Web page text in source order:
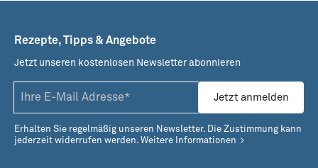
Selbst gebeizter Lachs
Japan-Style
Selbst gebeizter Lachs
Mojito-Style
Rezepte, Tipps & Angebote
Jetzt unseren kostenlosen Newsletter abonnieren
Jetzt anmelden
Erhalten Sie regelmäßig unseren Newsletter. Die Zustimmung kann
jederzeit widerrufen werden. Weitere Informationen